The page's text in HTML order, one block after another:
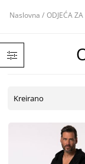
Naslovna / ODJEĆA